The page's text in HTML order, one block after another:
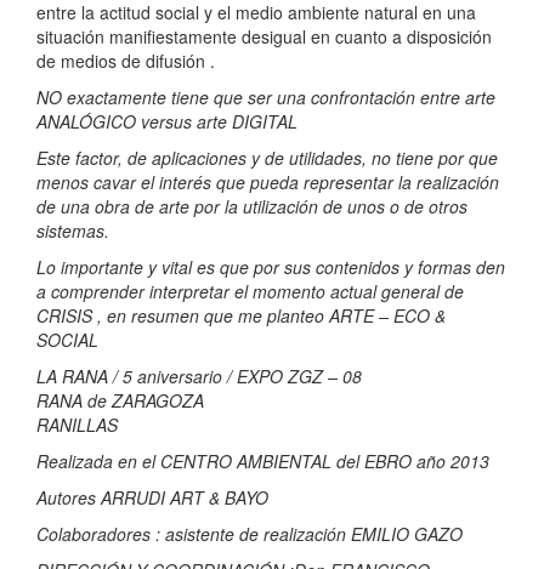
entre la actitud social y el medio ambiente natural en una
situación manifiestamente desigual en cuanto a disposición
de medios de difusión .
NO exactamente tiene que ser una confrontación entre arte
ANALÓGICO versus arte DIGITAL
Este factor, de aplicaciones y de utilidades, no tiene por que
menos cavar el interés que pueda representar la realización
de una obra de arte por la utilización de unos o de otros
sistemas.
Lo importante y vital es que por sus contenidos y formas den
a comprender interpretar el momento actual general de
CRISIS , en resumen que me planteo ARTE – ECO &
SOCIAL
LA RANA / 5 aniversario / EXPO ZGZ – 08
RANA de ZARAGOZA
RANILLAS
Realizada en el CENTRO AMBIENTAL del EBRO año 2013
Autores ARRUDI ART & BAYO
Colaboradores : asistente de realización EMILIO GAZO